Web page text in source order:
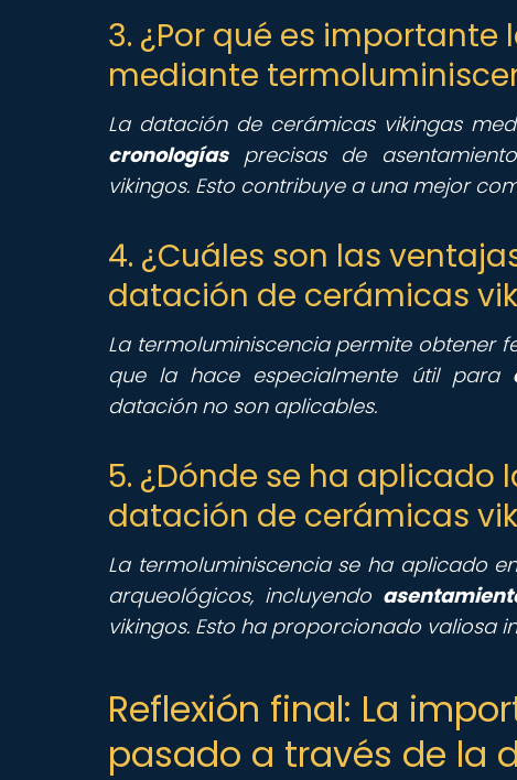
3. ¿Por qué es
mediante
La datación de cerámicas vikingas
cronologíasprecisas de
vikingos. Esto contribuye a una mejor
4. ¿Cuáles son las
datación de cerámicas
La termoluminiscencia permite obtener
que la hace especialmente útil para
datación no son aplicables.
5. ¿Dónde se ha
datación de cerámicas
La termoluminiscencia se ha aplicado
arqueológicos, incluyendo
vikingos. Esto ha proporcionado valiosa
Reflexión final: La
pasado a través de la